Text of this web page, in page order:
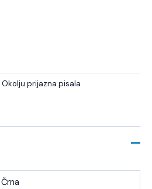
Okolju prijazna pisala
Črna